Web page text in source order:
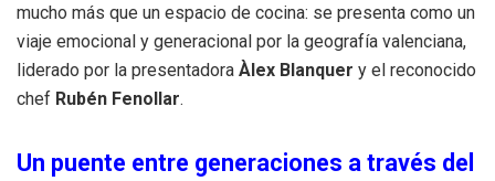
mucho más que un espacio de cocina: se presenta como un
viaje emocional y generacional por la geografía valenciana,
liderado por la presentadora Àlex Blanquer y el reconocido
chef Rubén Fenollar.
Un puente entre generaciones a través del